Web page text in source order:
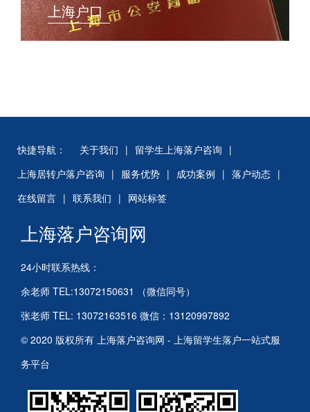
上海户口
快捷导航： 关于我们 | 留学生上海落户咨询 |
上海居转户落户咨询 | 服务优势 | 成功案例 | 落户动态 |
在线留言 | 联系我们 | 网站标签
上海落户咨询网
24小时联系热线：
余老师 TEL:13072150631 （微信同号）
张老师 TEL: 13072163516 微信：13120997892
© 2020 版权所有 上海落户咨询网 - 上海留学生落户一站式服
务平台